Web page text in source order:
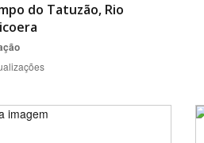
do Tatuzão, Rio